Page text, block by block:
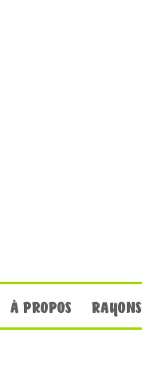
À PROPOS RAYONS